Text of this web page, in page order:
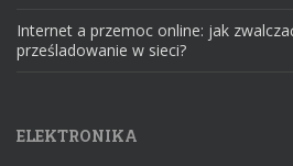
Internet a przemoc online: jak
prześladowanie w sieci?
ELEKTRONIKA